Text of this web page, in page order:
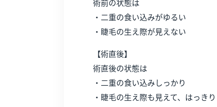
術前の状態は
・二重の食い込みがゆるい
・睫毛の生え際が見えない
【術直後】
術直後の状態は
・二重の食い込みしっかり
・睫毛の生え際も見えて、はっき